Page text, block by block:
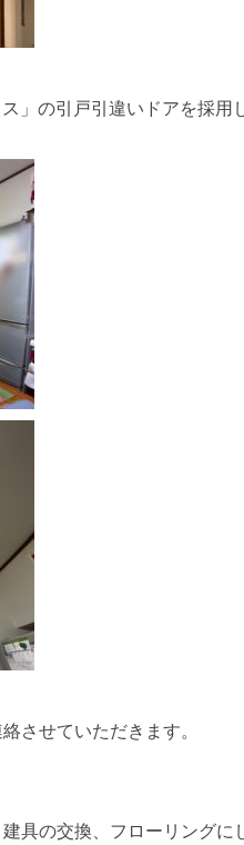
」の引戸引違いドアを採用
させていただきます。
具の交換、フローリング